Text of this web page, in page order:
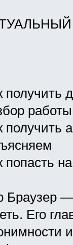
получить
работы
получить
попасть
Браузер —
Его